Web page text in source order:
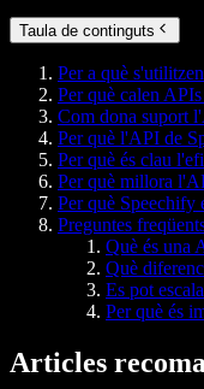
Taula de continguts
Per a què
Per què calen
Com dona suport
Per què l'API de
Per què és clau
Per què millora
Per què
Preguntes
Què és una
Què
Es pot
Per què és
Articles